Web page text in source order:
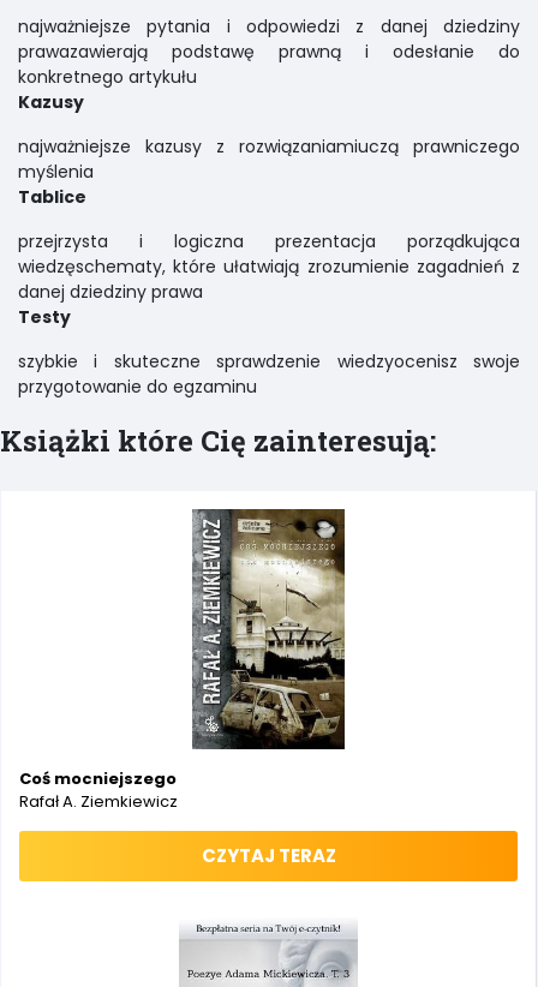
najważniejsze pytania i odpowiedzi z danej dziedziny
prawazawierają podstawę prawną i odesłanie do
konkretnego artykułu
Kazusy
najważniejsze kazusy z rozwiązaniamiuczą prawniczego
myślenia
Tablice
przejrzysta i logiczna prezentacja porządkująca
wiedzęschematy, które ułatwiają zrozumienie zagadnień z
danej dziedziny prawa
Testy
szybkie i skuteczne sprawdzenie wiedzyocenisz swoje
przygotowanie do egzaminu
Książki które Cię zainteresują:
Coś mocniejszego
Rafał A. Ziemkiewicz
CZYTAJ TERAZ